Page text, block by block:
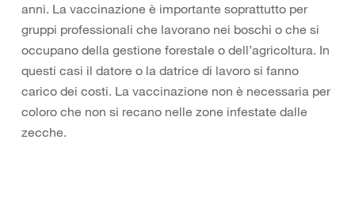
anni. La vaccinazione è importante soprattutto per
gruppi professionali che lavorano nei boschi o che si
occupano della gestione forestale o dell’agricoltura. In
questi casi il datore o la datrice di lavoro si fanno
carico dei costi. La vaccinazione non è necessaria per
coloro che non si recano nelle zone infestate dalle
zecche.